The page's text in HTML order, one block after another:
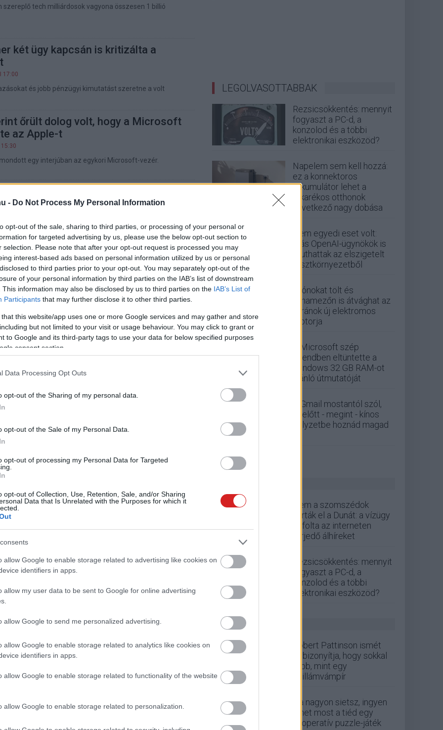
- Do Not Process My Personal Information
opt-out of the sale, sharing to third parties, or processing of your personal or
for targeted advertising by us, please use the below opt-out section to
selection. Please note that after your opt-out request is processed you may
interest-based ads based on personal information utilized by us or personal
to third parties prior to your opt-out. You may separately opt-out of the
of your personal information by third parties on the IAB’s list of downstream
This information may also be disclosed by us to third parties on the IAB’s List of
Participants that may further disclose it to other third parties.
that this website/app uses one or more Google services and may gather and store
but not limited to your visit or usage behaviour. You may click to grant or
to Google and its third-party tags to use your data for below specified purposes
consent section.
Data Processing Opt Outs
opt-out of the Sharing of my personal data.
opt-out of the Sale of my Personal Data.
opt-out of processing my Personal Data for Targeted
opt-out of Collection, Use, Retention, Sale, and/or Sharing
Data that Is Unrelated with the Purposes for which it
allow Google to enable storage related to advertising like cookies on
identifiers in apps.
allow my user data to be sent to Google for online advertising
allow Google to send me personalized advertising.
allow Google to enable storage related to analytics like cookies on
identifiers in apps.
allow Google to enable storage related to functionality of the website
allow Google to enable storage related to personalization.
szereplő tech milliárdosok vagyona összesen 1 billió
két ügy kapcsán is kritizálta a
17:00
és jobb pénzügyi kimutatást szeretne a volt
őrült dolog volt, hogy a Microsoft
az Apple-t
egy interjúban az egykori Microsoft-vezér.
09:00
felesleges PC-forradalom, reménytelen Apple - így látták
nek köszönhetjük a kék halált
fűződik a Windows egyik ikonikus hibajelensége.
Microsoft igazgatótanácsát
bokros teendőivel indokolta a szakítást.
lehet az LA Clippers
a bíróságon kellett kiharcolnia, hogy
takarítja a Microsoft
Satya Nadella leépítési akciója minden részleget érint.
vásárolhatja be magát az NBA-
17:05
16:30
Gates alól a Microsoft
a legnagyobb egyéni Microsoft-részvényes.
LEGOLVASOTTABBAK
Rezsicsökkentés: mennyit
fogyaszt a PC-d, a
konzolod és a többi
elektronikai eszközöd?
Napelem sem kell hozzá:
ez a konnektoros
akkumulátor lehet a
takarékos otthonok
következő nagy dobása
Nem egyedi eset volt:
más OpenAI-ügynökök is
kijuthattak az elszigetelt
tesztkörnyezetből
Drónokat tölt és
aknamezőn is átvághat az
ukránok új elektromos
motorja
A Microsoft szép
csendben eltüntette a
Windows 32 GB RAM-ot
ajánló útmutatóját
A Gmail mostantól szól,
mielőtt - megint - kínos
helyzetbe hoznád magad
Nem a szomszédok
zárták el a Dunát: a vízügy
cáfolta az interneten
terjedő álhíreket
Rezsicsökkentés: mennyit
fogyaszt a PC-d, a
konzolod és a többi
elektronikai eszközöd?
GS HÍREK
Robert Pattinson ismét
bebizonyítja, hogy sokkal
több, mint egy
csillámvámpír
Ha nagyon sietsz, ingyen
lehet most a tiéd egy
kooperatív puzzle-játék